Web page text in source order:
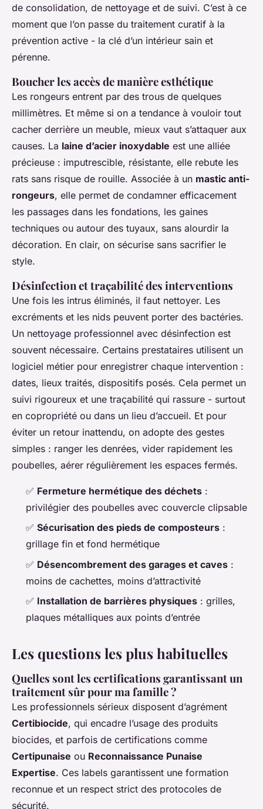
de consolidation, de nettoyage et de suivi. C’est à ce
moment que l’on passe du traitement curatif à la
prévention active - la clé d’un intérieur sain et
pérenne.
Boucher les accès de manière esthétique
Les rongeurs entrent par des trous de quelques
millimètres. Et même si on a tendance à vouloir tout
cacher derrière un meuble, mieux vaut s’attaquer aux
causes. La laine d’acier inoxydable est une alliée
précieuse : imputrescible, résistante, elle rebute les
rats sans risque de rouille. Associée à un mastic anti-
rongeurs, elle permet de condamner efficacement
les passages dans les fondations, les gaines
techniques ou autour des tuyaux, sans alourdir la
décoration. En clair, on sécurise sans sacrifier le
style.
Désinfection et traçabilité des interventions
Une fois les intrus éliminés, il faut nettoyer. Les
excréments et les nids peuvent porter des bactéries.
Un nettoyage professionnel avec désinfection est
souvent nécessaire. Certains prestataires utilisent un
logiciel métier pour enregistrer chaque intervention :
dates, lieux traités, dispositifs posés. Cela permet un
suivi rigoureux et une traçabilité qui rassure - surtout
en copropriété ou dans un lieu d’accueil. Et pour
éviter un retour inattendu, on adopte des gestes
simples : ranger les denrées, vider rapidement les
poubelles, aérer régulièrement les espaces fermés.
✅ Fermeture hermétique des déchets :
privilégier des poubelles avec couvercle clipsable
✅ Sécurisation des pieds de composteurs :
grillage fin et fond hermétique
✅ Désencombrement des garages et caves :
moins de cachettes, moins d’attractivité
✅ Installation de barrières physiques : grilles,
plaques métalliques aux points d’entrée
Les questions les plus habituelles
Quelles sont les certifications garantissant un
traitement sûr pour ma famille ?
Les professionnels sérieux disposent d’agrément
Certibiocide, qui encadre l’usage des produits
biocides, et parfois de certifications comme
Certipunaise ou Reconnaissance Punaise
Expertise. Ces labels garantissent une formation
reconnue et un respect strict des protocoles de
sécurité.